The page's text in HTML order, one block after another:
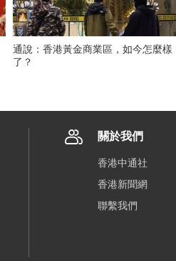
通說：香港黃金商業區，如今怎麼樣
了？
關於我們
香港中通社
香港新聞網
聯繫我們